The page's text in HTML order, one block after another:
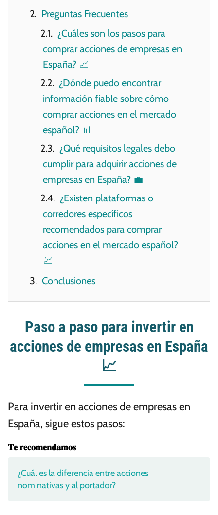
Preguntas Frecuentes
¿Cuáles son los pasos para
comprar acciones de empresas en
España? 📈
¿Dónde puedo encontrar
información fiable sobre cómo
comprar acciones en el mercado
español? 📊
¿Qué requisitos legales debo
cumplir para adquirir acciones de
empresas en España? 💼
¿Existen plataformas o
corredores específicos
recomendados para comprar
acciones en el mercado español?
💹
Conclusiones
Paso a paso para invertir en
acciones de empresas en España
📈
Para invertir en acciones de empresas en
España, sigue estos pasos:
𝐓𝐞 𝐫𝐞𝐜𝐨𝐦𝐞𝐧𝐝𝐚𝐦𝐨𝐬
¿Cuál es la diferencia entre acciones
nominativas y al portador?